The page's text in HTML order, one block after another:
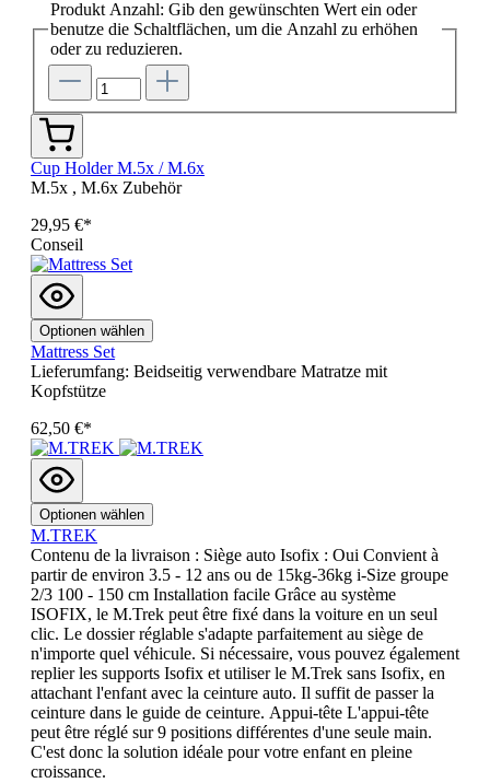
Produkt Anzahl: Gib den gewünschten Wert ein oder
benutze die Schaltflächen, um die Anzahl zu erhöhen
oder zu reduzieren.
Cup Holder M.5x / M.6x
M.5x , M.6x Zubehör
29,95 €*
Conseil
Optionen wählen
Mattress Set
Lieferumfang: Beidseitig verwendbare Matratze mit
Kopfstütze
62,50 €*
Optionen wählen
M.TREK
Contenu de la livraison : Siège auto Isofix : Oui Convient à
partir de environ 3.5 - 12 ans ou de 15kg-36kg i-Size groupe
2/3 100 - 150 cm Installation facile Grâce au système
ISOFIX, le M.Trek peut être fixé dans la voiture en un seul
clic. Le dossier réglable s'adapte parfaitement au siège de
n'importe quel véhicule. Si nécessaire, vous pouvez également
replier les supports Isofix et utiliser le M.Trek sans Isofix, en
attachant l'enfant avec la ceinture auto. Il suffit de passer la
ceinture dans le guide de ceinture. Appui-tête L'appui-tête
peut être réglé sur 9 positions différentes d'une seule main.
C'est donc la solution idéale pour votre enfant en pleine
croissance.